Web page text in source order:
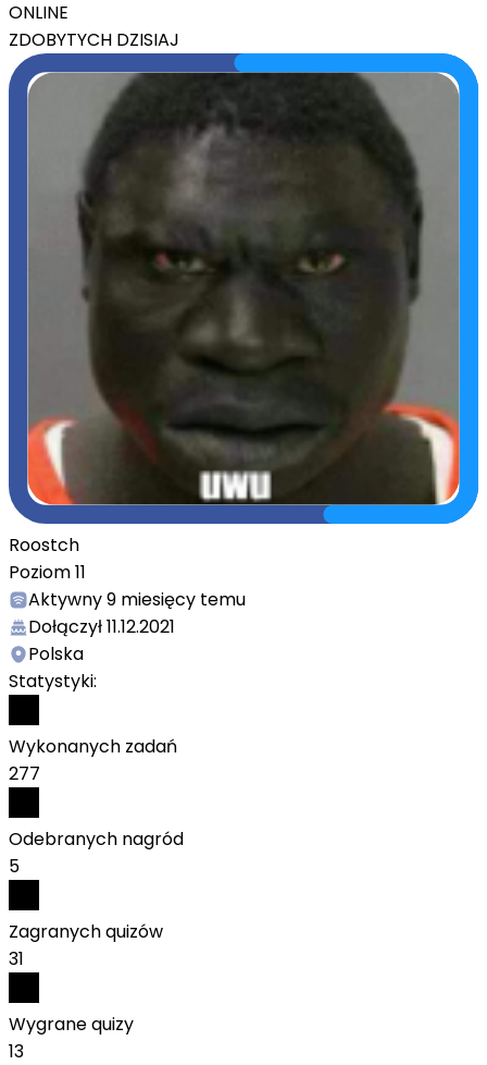
ONLINE
ZDOBYTYCH DZISIAJ
Roostch
Poziom11
Aktywny9 miesięcy temu
Dołączył11.12.2021
Polska
Statystyki:
Wykonanych zadań
277
Odebranych nagród
5
Zagranych quizów
31
Wygrane quizy
13